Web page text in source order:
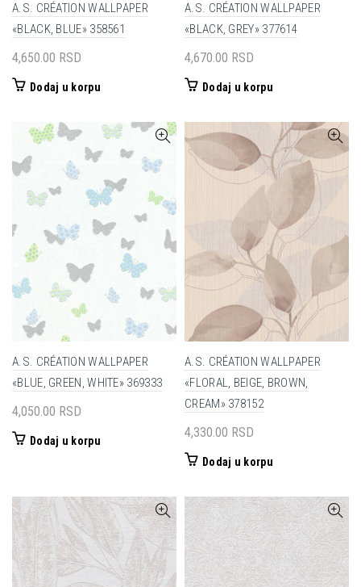
A.S. CRÉATION WALLPAPER
«BLACK, BLUE» 358561
4,650.00 RSD
Dodaj u korpu
A.S. CRÉATION WALLPAPER
«BLACK, GREY» 377614
4,670.00 RSD
Dodaj u korpu
A.S. CRÉATION WALLPAPER
«BLUE, GREEN, WHITE» 369333
4,050.00 RSD
Dodaj u korpu
A.S. CRÉATION WALLPAPER
«FLORAL, BEIGE, BROWN,
CREAM» 378152
4,330.00 RSD
Dodaj u korpu